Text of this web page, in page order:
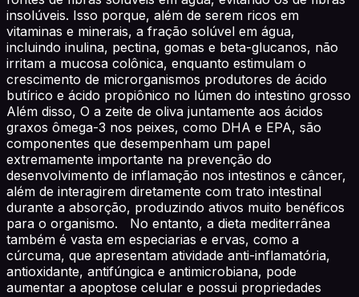
insolúveis. Isso porque, além de serem ricos em
vitaminas e minerais, a fração solúvel em água,
incluindo inulina, pectina, gomas e beta-glucanos, não
irritam a mucosa colônica, enquanto estimulam o
crescimento de microrganismos produtores de ácido
butírico e ácido propiônico no lúmen do intestino grosso
Além disso, O a zeite de oliva juntamente aos ácidos
graxos ômega-3 nos peixes, como DHA e EPA, são
componentes que desempenham um papel
extremamente importante na prevenção do
desenvolvimento de inflamação nos intestinos e câncer,
além de interagirem diretamente com trato intestinal
durante a absorção, produzindo ativos muito benéficos
para o organismo. No entanto, a dieta mediterrânea
também é vasta em especiarias e ervas, como a
cúrcuma, que apresentam atividade anti-inflamatória,
antioxidante, antifúngica e antimicrobiana, pode
aumentar a apoptose celular e possui propriedades